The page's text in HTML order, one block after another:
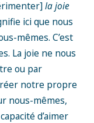
la joie
ici que nous
mêmes. C’est
La joie ne nous
ou par
notre propre
nous-mêmes,
d’aimer